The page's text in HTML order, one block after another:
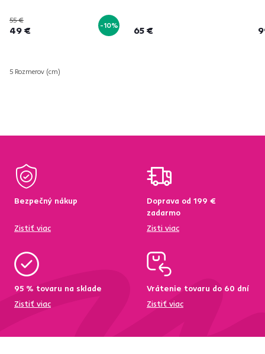
55 €
49 € -10%
5 Rozmerov (cm)
65 €
Bezpečný nákup
Zistiť viac
Doprava od 199 €
zadarmo
Zisti viac
95 % tovaru na sklade
Zistiť viac
Vrátenie tovaru do 60 dní
Zistiť viac